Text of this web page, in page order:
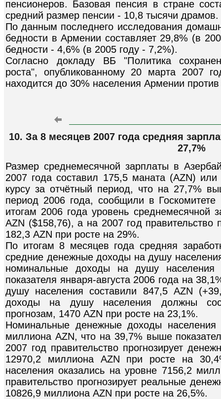
пенсионеров. Базовая пенсия в стране
средний размер пенсии - 10,8 тысячи драмов.
По данным последнего исследования
бедности в Армении составляет 29,8% (в
бедности - 4,6% (в 2005 году - 7,2%).
Согласно докладу ВБ "Политика
роста", опубликованному 20 марта 2007
находится до 30% населения Армении
10. За 8 месяцев 2007 года средняя
27,7%
Размер среднемесячной зарплаты в
2007 года составил 175,5 маната (AZN)
курсу за отчётный период, что на 27,7%
период 2006 года, сообщили в
итогам 2006 года уровень среднемесячной
AZN ($158,76), а на 2007 год правительство
182,3 AZN при росте на 29%.
По итогам 8 месяцев года средняя
средние денежные доходы на душу
номинальные доходы на душу
показателя января-августа 2006 года на
душу населения составили 847,5 AZN
доходы на душу населения должны
прогнозам, 1470 AZN при росте на 23,1%.
Номинальные денежные доходы населения
миллиона AZN, что на 39,7% выше
2007 год правительство прогнозирует
12970,2 миллиона AZN при росте на
населения оказались на уровне 7156,2
правительство прогнозирует реальные
10826,9 миллиона AZN при росте на 26,5%.